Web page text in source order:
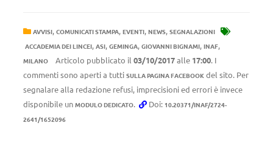
AVVISI, COMUNICATI STAMPA, EVENTI, NEWS, SEGNALAZIONI
ACCADEMIA DEI LINCEI, ASI, GEMINGA, GIOVANNI BIGNAMI, INAF,
MILANO Articolo pubblicato il 03/10/2017alle 17:00. I
commenti sono aperti a tutti SULLA PAGINA FACEBOOK del sito. Per
segnalare alla redazione refusi, imprecisioni ed errori è invece
disponibile un MODULO DEDICATO. Doi: 10.20371/INAF/2724-
2641/1652096